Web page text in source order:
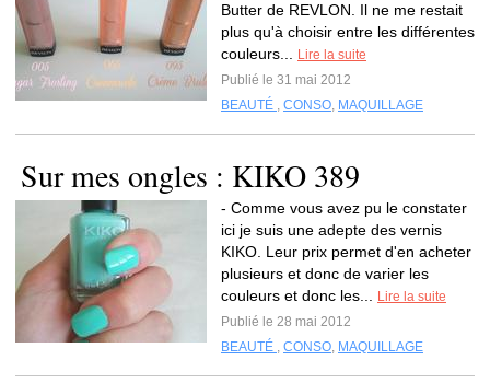
Butter de REVLON. Il ne me restait
plus qu'à choisir entre les différentes
couleurs...
Lire la suite
Publié le 31 mai 2012
BEAUTÉ , CONSO, MAQUILLAGE
Sur mes ongles : KIKO 389
- Comme vous avez pu le constater
ici je suis une adepte des vernis
KIKO. Leur prix permet d'en acheter
plusieurs et donc de varier les
couleurs et donc les...
Lire la suite
Publié le 28 mai 2012
BEAUTÉ , CONSO, MAQUILLAGE